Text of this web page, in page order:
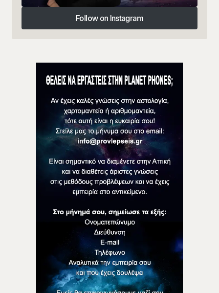
Follow on Instagram
Follow on Instagram